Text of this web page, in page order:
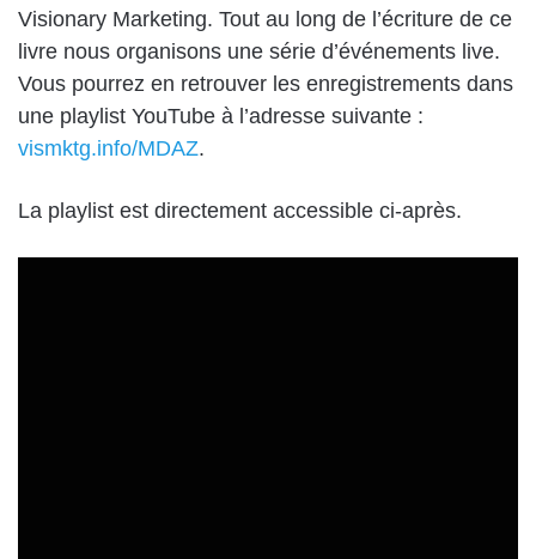
Visionary Marketing. Tout au long de l’écriture de ce
livre nous organisons une série d’événements live.
Vous pourrez en retrouver les enregistrements dans
une playlist YouTube à l’adresse suivante :
vismktg.info/MDAZ.
La playlist est directement accessible ci-après.